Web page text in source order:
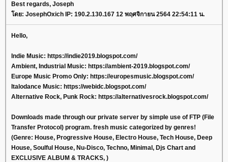
Best regards, Joseph
โดย: JosephOxich IP: 190.2.130.167 12 พฤศจิกายน 2564 22:54:11 น.
Hello,
Indie Music: https://indie2019.blogspot.com/
Ambient, Industrial Music: https://ambient-2019.blogspot.com/
Europe Music Promo Only: https://europesmusic.blogspot.com/
Italodance Music: https://webidc.blogspot.com/
Alternative Rock, Punk Rock: https://alternativesrock.blogspot.com/
Downloads made through our private server by simple use of FTP (File
Transfer Protocol) program. fresh music categorized by genres!
(Genre: House, Progressive House, Electro House, Tech House, Deep
House, Soulful House, Nu-Disco, Techno, Minimal, Djs Chart and
EXCLUSIVE ALBUM & TRACKS, )